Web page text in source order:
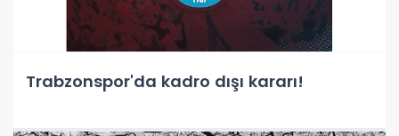
Trabzonspor'da kadro dışı kararı!